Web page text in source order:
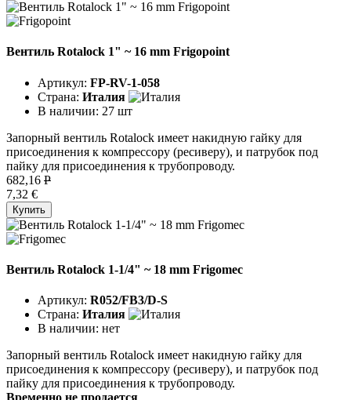
Вентиль Rotalock 1" ~ 16 mm Frigopoint
Артикул: FP-RV-1-058
Страна: Италия
В наличии: 27 шт
Запорный вентиль Rotalock имеет накидную гайку для
присоединения к компрессору (ресиверу), и патрубок под
пайку для присоединения к трубопроводу.
682,16 P
7,32 €
Купить
Вентиль Rotalock 1-1/4" ~ 18 mm Frigomec
Артикул: R052/FB3/D-S
Страна: Италия
В наличии: нет
Запорный вентиль Rotalock имеет накидную гайку для
присоединения к компрессору (ресиверу), и патрубок под
пайку для присоединения к трубопроводу.
Временно не продается